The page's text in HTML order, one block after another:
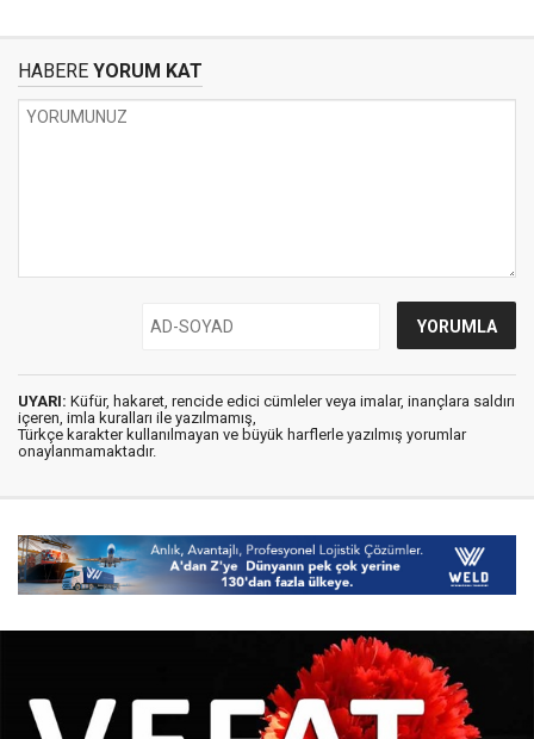
HABERE YORUM KAT
UYARI: Küfür, hakaret, rencide edici cümleler veya imalar, inançlara saldırı
içeren, imla kuralları ile yazılmamış,
Türkçe karakter kullanılmayan ve büyük harflerle yazılmış yorumlar
onaylanmamaktadır.